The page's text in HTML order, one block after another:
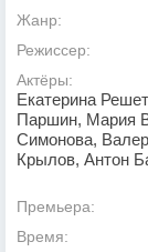
Жанр:
Режиссер:
Актёры:
Екатерина
Паршин, Мария
Симонова,
Крылов, Антон
Премьера:
Время: